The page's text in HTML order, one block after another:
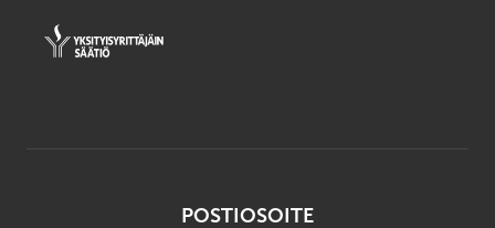
POSTIOSOITE